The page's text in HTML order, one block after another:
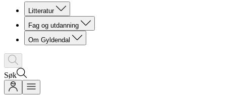
Litteratur
Fag og utdanning
Om Gyldendal
Søk